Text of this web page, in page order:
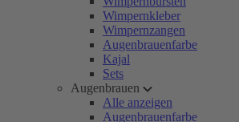
Wimpernkleber
Wimpernzangen
Augenbrauenfarbe
Kajal
Sets
Augenbrauen
Alle anzeigen
Augenbrauenfarbe